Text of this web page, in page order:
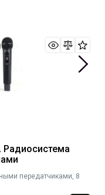
Радиосистема
передатчиками, 8